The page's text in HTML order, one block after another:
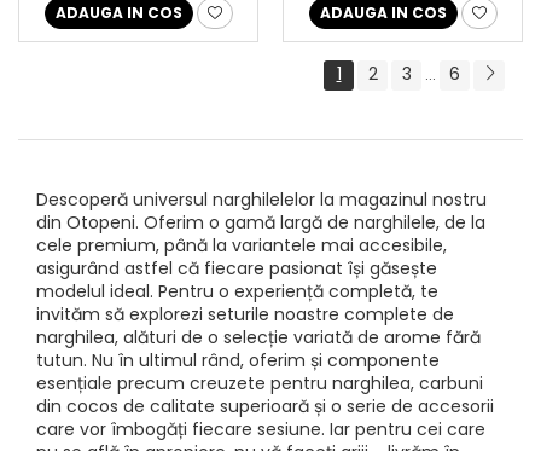
ADAUGA IN COS ADAUGA IN COS
1 2 3 ... 6
Descoperă universul narghilelelor la magazinul nostru
din Otopeni. Oferim o gamă largă de narghilele, de la
cele premium, până la variantele mai accesibile,
asigurând astfel că fiecare pasionat își găsește
modelul ideal. Pentru o experiență completă, te
invităm să explorezi seturile noastre complete de
narghilea, alături de o selecție variată de arome fără
tutun. Nu în ultimul rând, oferim și componente
esențiale precum creuzete pentru narghilea, carbuni
din cocos de calitate superioară și o serie de accesorii
care vor îmbogăți fiecare sesiune. Iar pentru cei care